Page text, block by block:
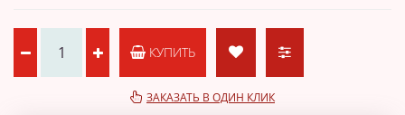
КУПИТЬ
ЗАКАЗАТЬ В ОДИН КЛИК